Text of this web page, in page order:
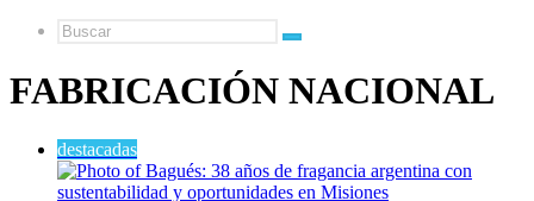
Buscar
FABRICACIÓN NACIONAL
destacadas